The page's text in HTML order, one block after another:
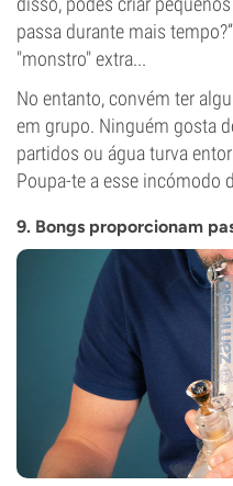
passa durante mais
"monstro" extra...
No entanto, convém ter
em grupo. Ninguém gosta
partidos ou água turva
Poupa-te a esse incómodo
9. Bongs proporcionam